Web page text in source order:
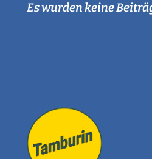
Es wurden keine